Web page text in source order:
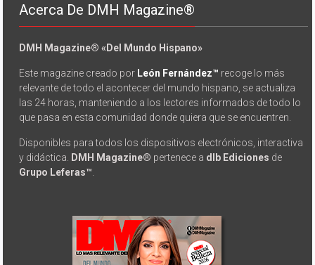
Acerca De DMH Magazine®
DMH Magazine® «Del Mundo Hispano»
Este magazine creado por León Fernández™ recoge lo más
relevante de todo el acontecer del mundo hispano, se actualiza
las 24 horas, manteniendo a los lectores informados de todo lo
que pasa en esta comunidad donde quiera que se encuentren.
Disponibles para todos los dispositivos electrónicos, interactiva
y didáctica.
DMH Magazine® pertenece a dlb Ediciones de
Grupo Leferas™